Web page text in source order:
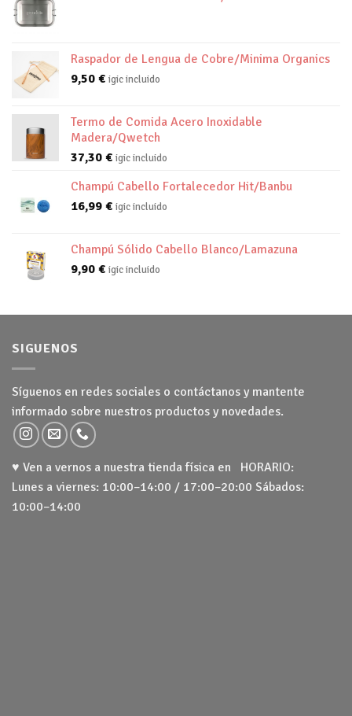
Raspador de Lengua de Cobre/Minima Organics
9,50 € igic incluido
Termo de Comida Acero Inoxidable
Madera/Qwetch
37,30 € igic incluido
Champú Cabello Fortalecedor Hit/Banbu
16,99 € igic incluido
Champú Sólido Cabello Blanco/Lamazuna
9,90 € igic incluido
SIGUENOS
Síguenos en redes sociales o contáctanos y mantente
informado sobre nuestros productos y novedades.
♥ Ven a vernos a nuestra tienda física en HORARIO:
Lunes a viernes: 10:00–14:00 / 17:00–20:00 Sábados:
10:00–14:00